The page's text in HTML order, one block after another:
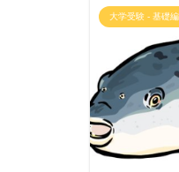
大学受験 - 基礎編